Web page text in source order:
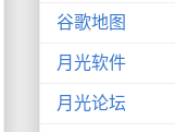
谷歌地图
月光软件
月光论坛